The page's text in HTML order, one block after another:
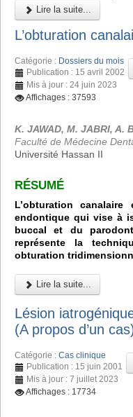
Lire la suite...
L’obturation
Catégorie : Dossiers du mois
Publication : 15 avril 2002
Mis à jour : 24 juin 2023
Affichages : 37593
K. JAWAD, M. JABRI, A.
Faculté de Médecine
Université Hassan II
RÉSUMÉ
L’obturation
endontique qui vise à
buccal et du
représente la
obturation
Lire la suite...
Lésion
(A propos d’un
Catégorie : Cas clinique
Publication : 15 juin 2001
Mis à jour : 7 juillet 2023
Affichages : 17734